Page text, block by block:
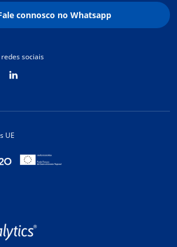
connosco no Whatsapp
sociais
UE